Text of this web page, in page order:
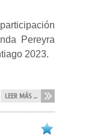
Pereyra
2023.
LEER MÁS ...